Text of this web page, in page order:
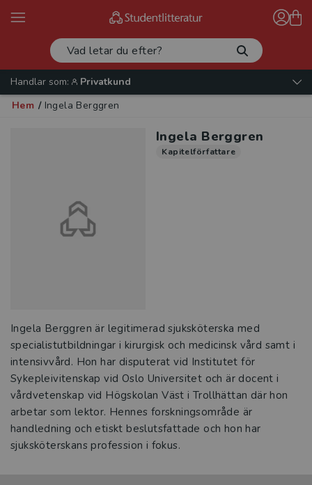
Handlar som:
Privatkund
Hem / Ingela Berggren
Ingela Berggren
Kapitelförfattare
Ingela Berggren är legitimerad sjuksköterska med
specialistutbildningar i kirurgisk och medicinsk vård samt i
intensivvård. Hon har disputerat vid Institutet för
Sykepleivitenskap vid Oslo Universitet och är docent i
vårdvetenskap vid Högskolan Väst i Trollhättan där hon
arbetar som lektor. Hennes forskningsområde är
handledning och etiskt beslutsfattade och hon har
sjuksköterskans profession i fokus.